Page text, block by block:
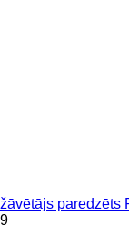
žāvētājs paredzēts
9